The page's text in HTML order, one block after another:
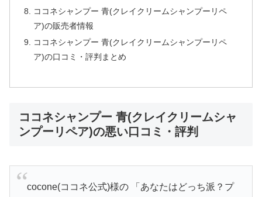
ココネシャンプー 青(クレイクリームシャンプーリペ
ア)の販売者情報
ココネシャンプー 青(クレイクリームシャンプーリペ
ア)の口コミ・評判まとめ
ココネシャンプー 青(クレイクリームシャ
ンプーリペア)の悪い口コミ・評判
cocone(ココネ公式)様の 「あなたはどっち派？プ